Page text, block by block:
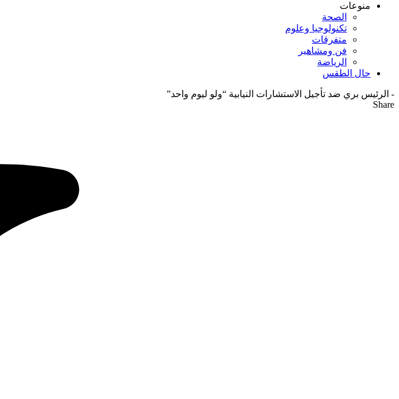
منوعات
الصحة
تكنولوجيا وعلوم
متفرقات
فن ومشاهير
الرياضة
حال الطقس
- الرئيس بري ضد تأجيل الاستشارات النيابية “ولو ليوم واحد”
Share